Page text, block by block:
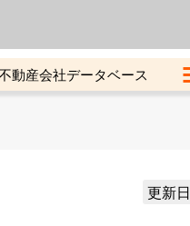
動産会社データベース
更新日